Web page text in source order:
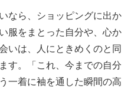
なら、ショッピングに出か
服をまとった自分や、心か
いは、人にときめくのと同
す。「これ、今までの自分
一着に袖を通した瞬間の高